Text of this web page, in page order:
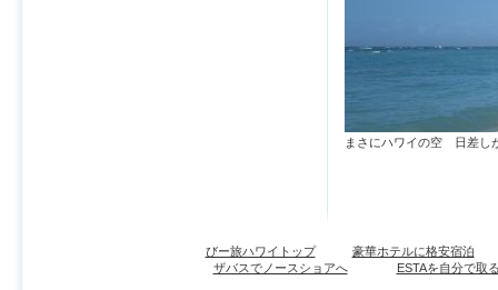
まさにハワイの空 日差し
びー旅ハワイトップ
豪華ホテルに格安宿泊
ザバスでノースショアへ
ESTAを自分で取